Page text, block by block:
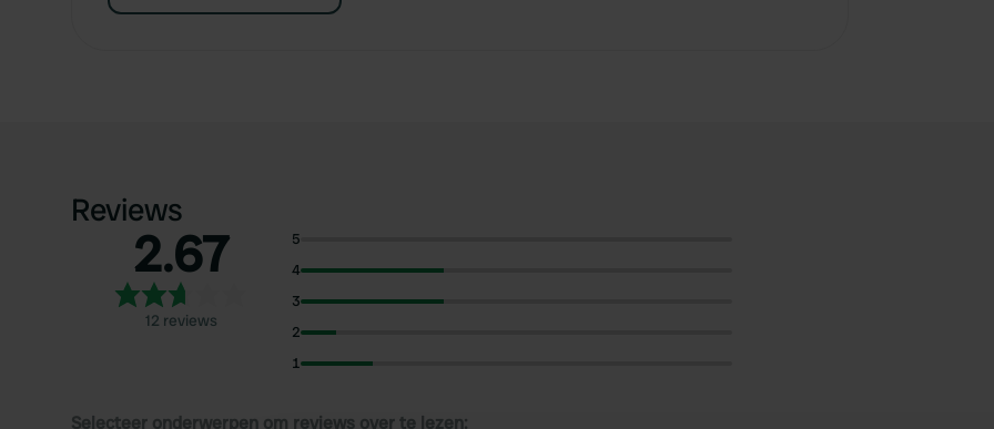
Reviews
2.67
12 reviews
5
4
3
2
1
Selecteer onderwerpen om reviews over te lezen: